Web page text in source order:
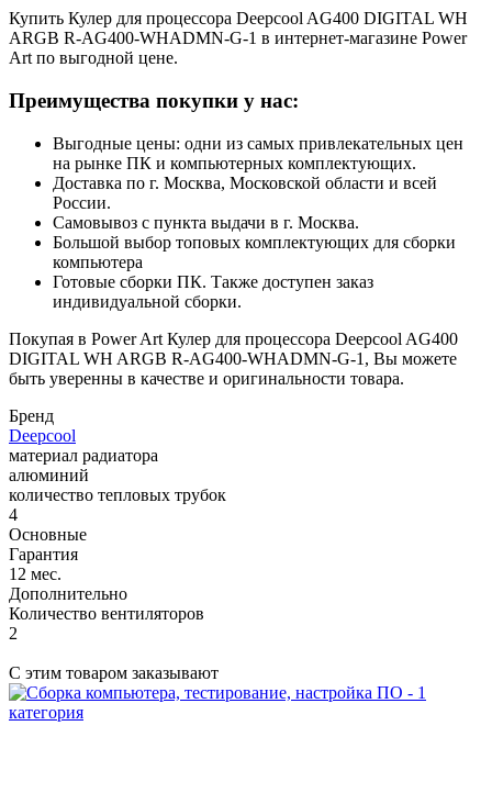
Купить Кулер для процессора Deepcool AG400 DIGITAL WH
ARGB R-AG400-WHADMN-G-1 в интернет-магазине Power
Art по выгодной цене.
Преимущества покупки у нас:
Выгодные цены: одни из самых привлекательных цен
на рынке ПК и компьютерных комплектующих.
Доставка по г. Москва, Московской области и всей
России.
Самовывоз с пункта выдачи в г. Москва.
Большой выбор топовых комплектующих для сборки
компьютера
Готовые сборки ПК. Также доступен заказ
индивидуальной сборки.
Покупая в Power Art Кулер для процессора Deepcool AG400
DIGITAL WH ARGB R-AG400-WHADMN-G-1, Вы можете
быть уверенны в качестве и оригинальности товара.
Бренд
Deepcool
материал радиатора
алюминий
количество тепловых трубок
4
Основные
Гарантия
12 мес.
Дополнительно
Количество вентиляторов
2
С этим товаром заказывают